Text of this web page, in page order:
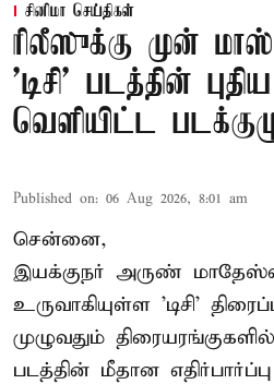
சினிமா செய்திகள்
ரிலீஸுக்கு முன்
'டிசி' படத்தின்
வெளியிட்ட
Published on: 06 Aug 2026, 8:01 am
சென்னை,
இயக்குநர் அருண்
உருவாகியுள்ள 'டிசி'
முழுவதும்
படத்தின் மீதான